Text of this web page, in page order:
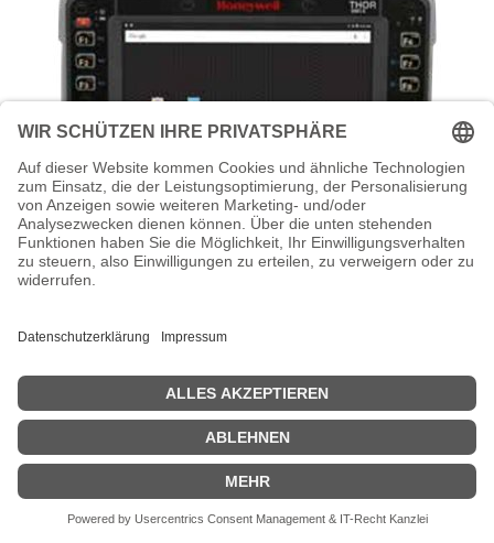
HONEYWELL Thor VM1A - Computer für
den Einbau in Fahrzeuge - Snapdragon
660 2.2 GHz - Android 8.0 (Oreo)
Honeywell Thor VM1A - Computer für den Einbau in Fahrzeuge -
SSD - 20 cm (8") Touchscreen 1280 x 768 - Wi-Fi 5, NFC - kbd: